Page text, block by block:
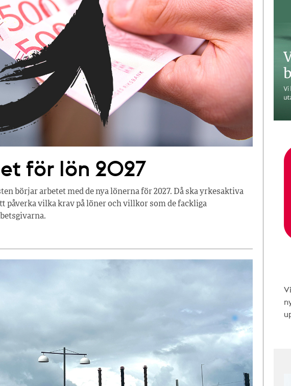
för lön 2027
börjar arbetet med de nya lönerna för 2027. Då ska yrkesaktiva
påverka vilka krav på löner och villkor som de fackliga